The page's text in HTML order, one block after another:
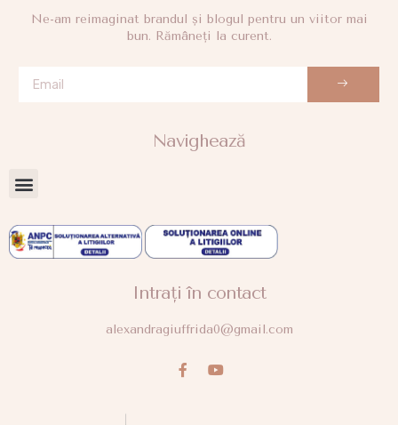
Intrați în contact
alexandragiuffrida0@gmail.com
Navighează
Ne-am reimaginat brandul și blogul pentru un viitor mai
bun. Rămâneți la curent.